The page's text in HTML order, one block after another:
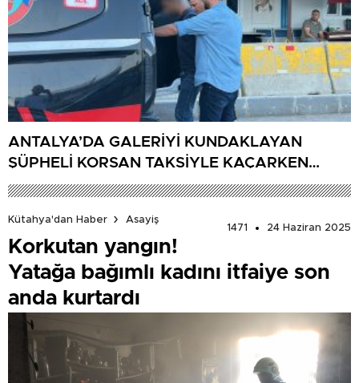
ANTALYA’DA GALERİYİ KUNDAKLAYAN
ŞÜPHELİ KORSAN TAKSİYLE KAÇARKEN
KÜTAHYA’DA YAKALANDI
Kütahya'dan Haber
Asayiş
1471
24 Haziran 2025
Korkutan yangın!
Yatağa bağımlı kadını itfaiye son
anda kurtardı